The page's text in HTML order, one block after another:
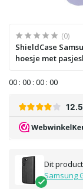
(0)
ShieldCase
hoesje met
00 : 00 : 00 : 00
Dit
Samsung